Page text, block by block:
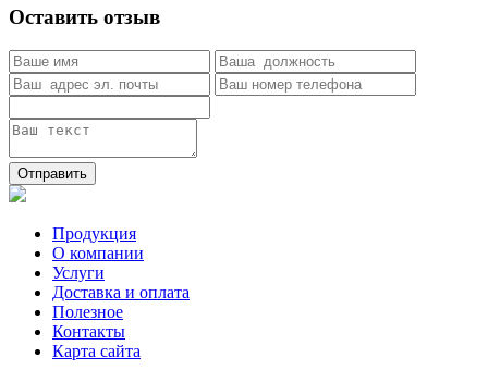
Оставить отзыв
Отправить
Продукция
О компании
Услуги
Доставка и оплата
Полезное
Контакты
Карта сайта